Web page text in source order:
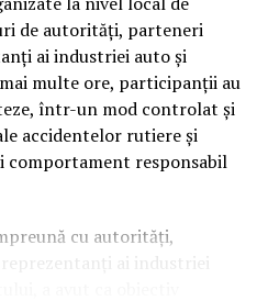
de autorități, parteneri
ai industriei auto și
multe ore, participanții au
într-un mod controlat și
accidentelor rutiere și
responsabil
cu autorități,
ai industriei